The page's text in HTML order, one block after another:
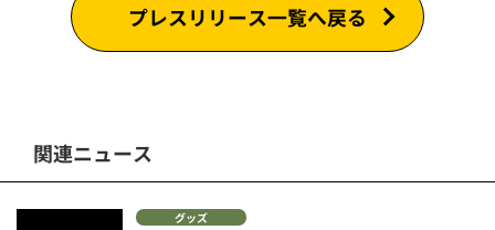
プレスリリース一覧へ戻る
関連ニュース
グッズ